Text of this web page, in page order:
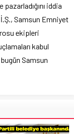
iddia
Samsun Emniyet
ekipleri
kabul
Samsun